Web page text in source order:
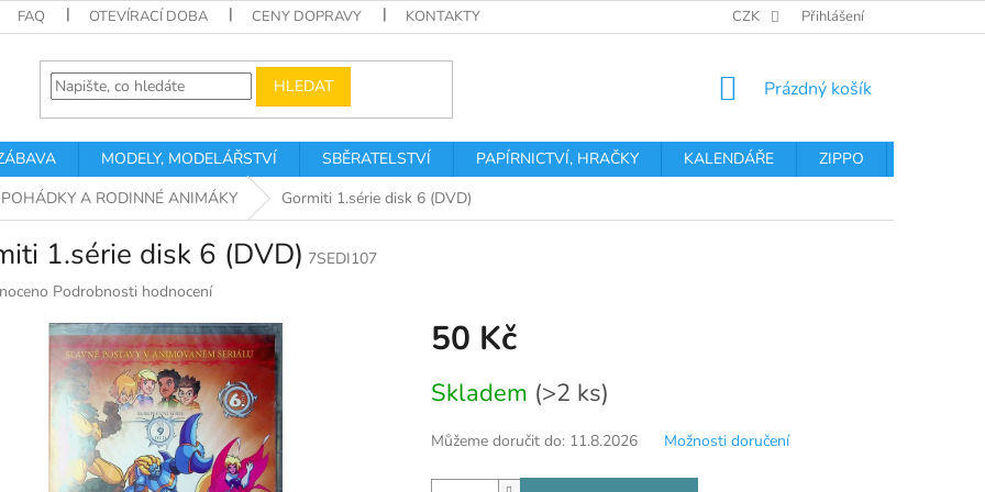
FAQ OTEVÍRACÍ DOBA CENY DOPRAVY KONTAKTY PODMÍNKY OCHRANY OSOBNÍCH
CZK Přihlášení
HLEDAT
NÁKUPNÍ
Prázdný košík
MODELY, MODELÁŘSTVÍ SBĚRATELSTVÍ PAPÍRNICTVÍ, HRAČKY KALENDÁŘE ZIPPO
A RODINNÉ ANIMÁKY Gormiti 1.série disk 6 (DVD)
1.série disk 6 (DVD) 7SEDI107
Podrobnosti hodnocení
50 Kč
cena:
Skladem (>2 ks)
Můžeme doručit do: 11.8.2026 Možnosti doručení